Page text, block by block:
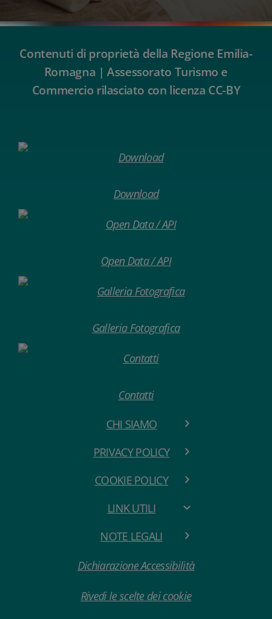
Contenuti di proprietà della Regione Emilia-
Romagna | Assessorato Turismo e
Commercio rilasciato con licenza CC-BY
Download
Open Data / API
Galleria Fotografica
Contatti
CHI SIAMO
PRIVACY POLICY
COOKIE POLICY
LINK UTILI
NOTE LEGALI
Dichiarazione Accessibilità
Rivedi le scelte dei cookie